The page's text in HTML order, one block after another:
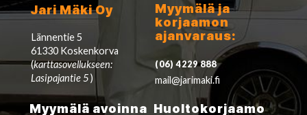
Jari Mäki Oy
Lännentie 5
61330 Koskenkorva
(karttasovellukseen:
Lasipajantie 5)
Myymälä ja
korjaamon
ajanvaraus:
(06) 4229 888
mail@jarimaki.fi
Myymälä avoinna Huoltokorjaamo